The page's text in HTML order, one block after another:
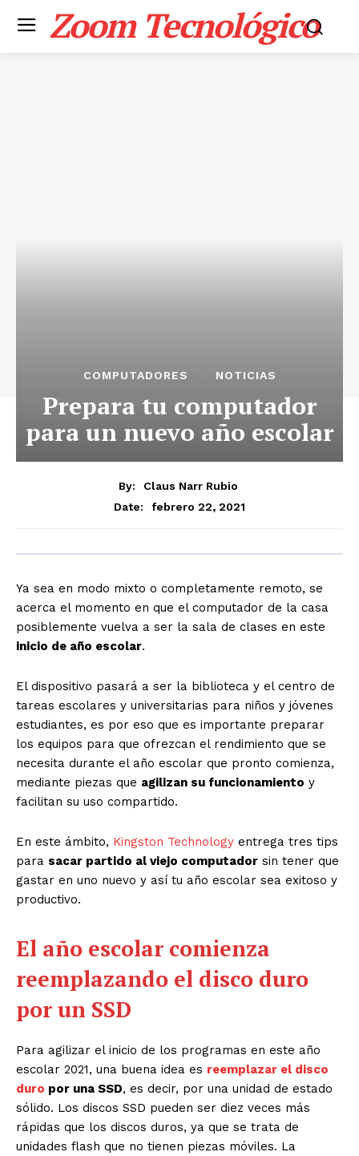
Zoom Tecnológico
COMPUTADORES NOTICIAS
Prepara tu computador
para un nuevo año escolar
By:
Claus Narr Rubio
Date:
febrero 22, 2021
Ya sea en modo mixto o completamente remoto, se
acerca el momento en que el computador de la casa
posiblemente vuelva a ser la sala de clases en este
inicio de año escolar.
El dispositivo pasará a ser la biblioteca y el centro de
tareas escolares y universitarias para niños y jóvenes
estudiantes, es por eso que es importante preparar
los equipos para que ofrezcan el rendimiento que se
necesita durante el año escolar que pronto comienza,
mediante piezas que agilizan su funcionamiento y
facilitan su uso compartido.
En este ámbito, Kingston Technology entrega tres tips
para sacar partido al viejo computador sin tener que
gastar en uno nuevo y así tu año escolar sea exitoso y
productivo.
El año escolar comienza
reemplazando el disco duro
por un SSD
Para agilizar el inicio de los programas en este año
escolar 2021, una buena idea es reemplazar el disco
duro por una SSD, es decir, por una unidad de estado
sólido. Los discos SSD pueden ser diez veces más
rápidas que los discos duros, ya que se trata de
unidades flash que no tienen piezas móviles. La